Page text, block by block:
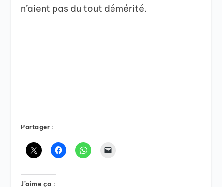
n’aient pas du tout démérité.
Partager :
J’aime ça :